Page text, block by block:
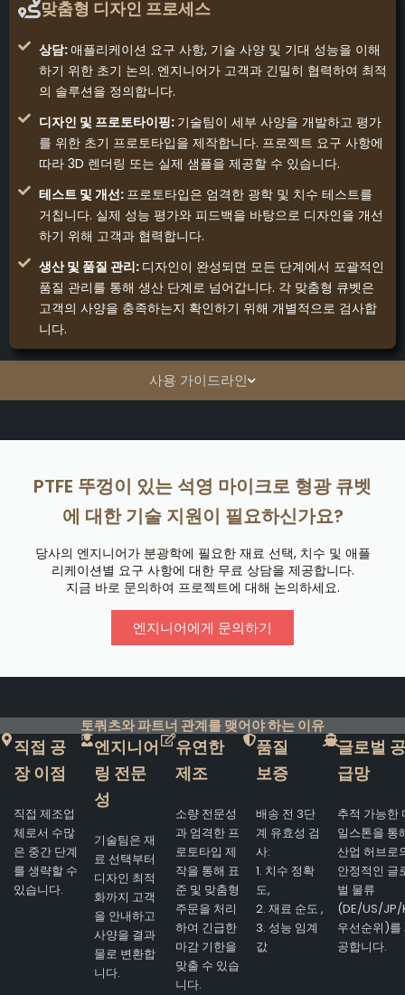
사용 가이드라인
맞춤형 디자인 프로세스
상담:애플리케이션 요구 사항, 기술 사양 및 기대 성능을 이해
하기 위한 초기 논의. 엔지니어가 고객과 긴밀히 협력하여 최적
의 솔루션을 정의합니다.
디자인 및 프로토타이핑: 기술팀이 세부 사양을 개발하고 평가
를 위한 초기 프로토타입을 제작합니다. 프로젝트 요구 사항에
따라 3D 렌더링 또는 실제 샘플을 제공할 수 있습니다.
테스트 및 개선: 프로토타입은 엄격한 광학 및 치수 테스트를
거칩니다. 실제 성능 평가와 피드백을 바탕으로 디자인을 개선
하기 위해 고객과 협력합니다.
생산 및 품질 관리: 디자인이 완성되면 모든 단계에서 포괄적인
품질 관리를 통해 생산 단계로 넘어갑니다. 각 맞춤형 큐벳은
고객의 사양을 충족하는지 확인하기 위해 개별적으로 검사합
니다.
PTFE 뚜껑이 있는 석영 마이크로 형광 큐벳
에 대한 기술 지원이 필요하신가요?
당사의 엔지니어가 분광학에 필요한 재료 선택, 치수 및 애플
리케이션별 요구 사항에 대한 무료 상담을 제공합니다.
지금 바로 문의하여 프로젝트에 대해 논의하세요.
엔지니어에게 문의하기
토쿼츠와 파트너 관계를 맺어야 하는 이유
직접 공
장 이점
직접 제조업
체로서 수많
은 중간 단계
를 생략할 수
있습니다.
엔지니어
링 전문
성
기술팀은 재
료 선택부터
디자인 최적
화까지 고객
을 안내하고
사양을 결과
물로 변환합
니다.
유연한
제조
소량 전문성
과 엄격한 프
로토타입 제
작을 통해 표
준 및 맞춤형
주문을 처리
하여 긴급한
마감 기한을
맞출 수 있습
니다.
품질
보증
배송 전 3단
계 유효성 검
사:
1. 치수 정확
도,
2. 재료 순도 ,
3. 성능 임계
값
글로벌 공
급망
추적 가능한
일스톤을 통
산업 허브로
안정적인 글
벌 물류
(DE/US/JP/
우선순위)를
공합니다.